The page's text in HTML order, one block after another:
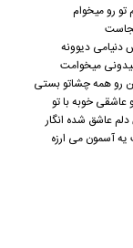
رو میخوام
دیوونه
میخوامت
رو همه چشاتو بستی
عاشقی خوبه با تو
عاشق شده انگار
یه آسمون می ارزه